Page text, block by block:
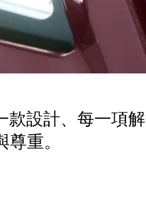
設計、每一項
重。